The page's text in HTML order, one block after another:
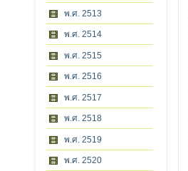
พ.ศ. 2513
พ.ศ. 2514
พ.ศ. 2515
พ.ศ. 2516
พ.ศ. 2517
พ.ศ. 2518
พ.ศ. 2519
พ.ศ. 2520